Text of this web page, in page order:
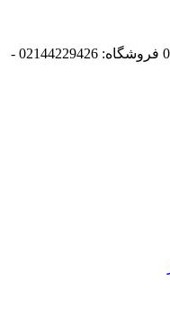
کارگاه:02155280986 دفتر:02144265579 فروشگاه: 02144229426 -